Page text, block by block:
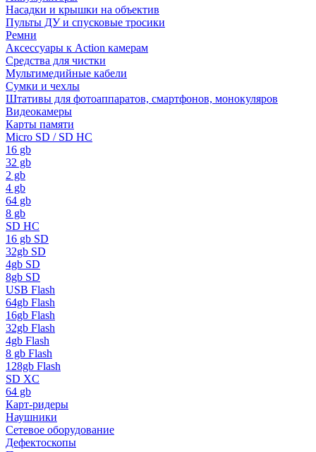
Насадки и крышки на объектив
Пульты ДУ и спусковые тросики
Ремни
Аксессуары к Action камерам
Средства для чистки
Мультимедийные кабели
Сумки и чехлы
Штативы для фотоаппаратов, смартфонов, монокуляров
Видеокамеры
Карты памяти
Micro SD / SD HC
16 gb
32 gb
2 gb
4 gb
64 gb
8 gb
SD HC
16 gb SD
32gb SD
4gb SD
8gb SD
USB Flash
64gb Flash
16gb Flash
32gb Flash
4gb Flash
8 gb Flash
128gb Flash
SD XC
64 gb
Карт-ридеры
Наушники
Сетевое оборудование
Дефектоскопы